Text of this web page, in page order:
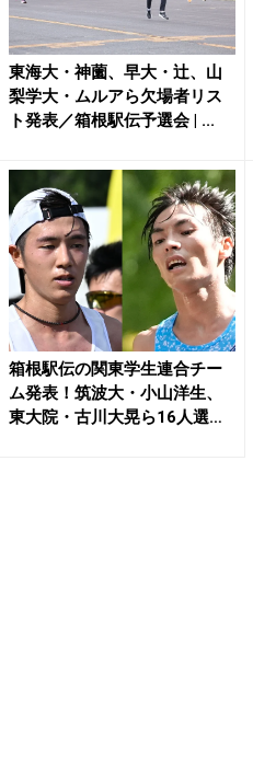
東海大・神薗、早大・辻、山
梨学大・ムルアら欠場者リス
ト発表／箱根駅伝予選会 | ...
箱根駅伝の関東学生連合チー
ム発表！筑波大・小山洋生、
東大院・古川大晃ら16人選